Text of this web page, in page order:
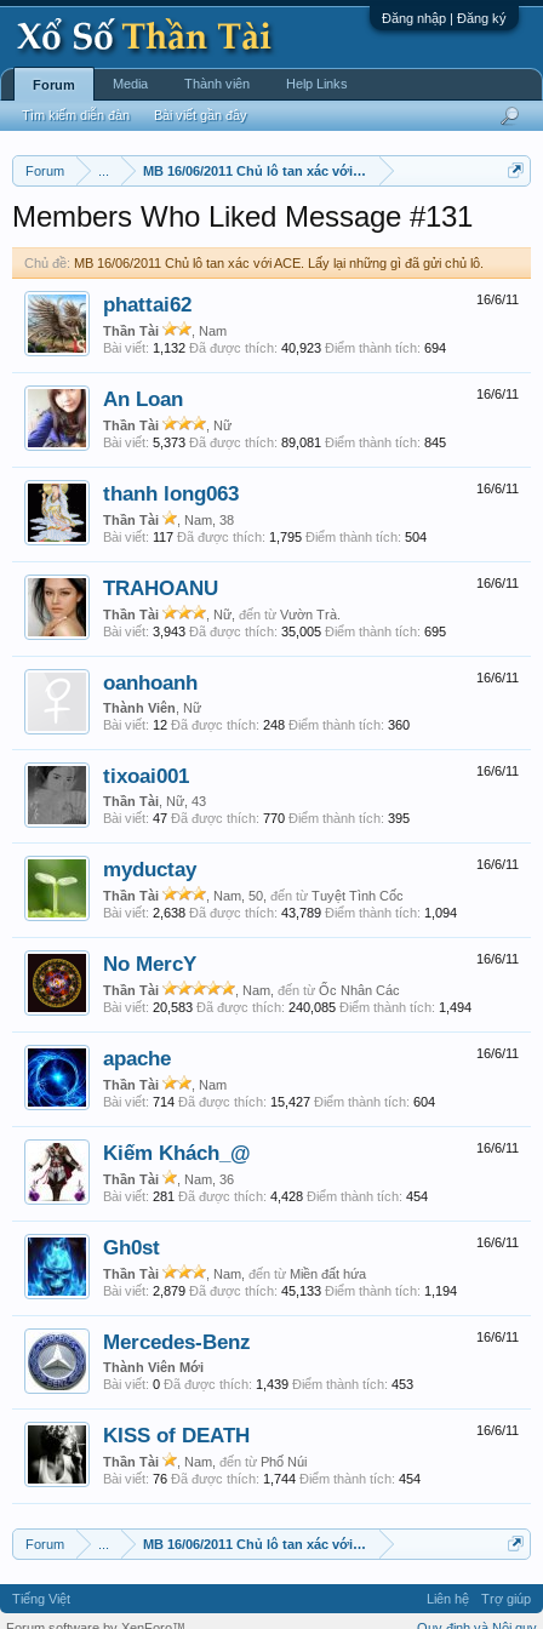
Đăng nhập | Đăng ký
Forum MB 16/06/2011 Chủ lô tan xác với ACE. Lấy lại những gì đã
Members Who Liked Message #131
Chủ đề: MB 16/06/2011 Chủ lô tan xác với ACE. Lấy lại những gì đã gửi chủ lô.
16/6/11
phattai62
Thần Tài
, Nam
Bài viết: 1,132 Đã được thích: 40,923 Điểm thành tích: 694
16/6/11
An Loan
Thần Tài
, Nữ
Bài viết: 5,373 Đã được thích: 89,081 Điểm thành tích: 845
16/6/11
thanh long063
Thần Tài
, Nam, 38
Bài viết: 117 Đã được thích: 1,795 Điểm thành tích: 504
16/6/11
TRAHOANU
Thần Tài , Nữ, đến từ Vườn Trà.
Bài viết: 3,943 Đã được thích: 35,005 Điểm thành tích: 695
16/6/11
oanhoanh
Thành Viên , Nữ
Bài viết: 12 Đã được thích: 248 Điểm thành tích: 360
16/6/11
tixoai001
Thần Tài , Nữ, 43
Bài viết: 47 Đã được thích: 770 Điểm thành tích: 395
16/6/11
myductay
Thần Tài , Nam, 50, đến từ Tuyệt Tình Cốc
Bài viết: 2,638 Đã được thích: 43,789 Điểm thành tích: 1,094
16/6/11
No MercY
Thần Tài , Nam, đến từ Ốc Nhân Các
Bài viết: 20,583 Đã được thích: 240,085 Điểm thành tích: 1,494
16/6/11
apache
Thần Tài
, Nam
Bài viết: 714 Đã được thích: 15,427 Điểm thành tích: 604
16/6/11
Kiếm Khách_@
Thần Tài
, Nam, 36
Bài viết: 281 Đã được thích: 4,428 Điểm thành tích: 454
16/6/11
Gh0st
Thần Tài , Nam, đến từ Miền đất hứa
Bài viết: 2,879 Đã được thích: 45,133 Điểm thành tích: 1,194
16/6/11
Mercedes-Benz
Thành Viên Mới
Bài viết: 0 Đã được thích: 1,439 Điểm thành tích: 453
16/6/11
KISS of DEATH
Thần Tài , Nam, đến từ Phố Núi
Bài viết: 76 Đã được thích: 1,744 Điểm thành tích: 454
Forum MB 16/06/2011 Chủ lô tan xác với ACE. Lấy lại những gì đã
Forum
Tìm kiếm diễn đàn Bài viết gần đây
Media Thành viên Help Links
Tiếng Việt Liên hệ
Trợ giúp